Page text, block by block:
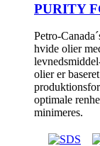
PURITY
Petro-
hvide olier
olier er
optimale
minimeres.